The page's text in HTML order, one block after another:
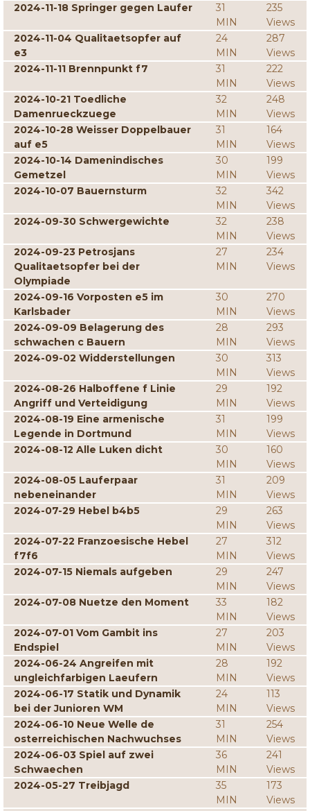
2024-11-18 Springer gegen Laufer
31
MIN
235
Views
2024-11-04 Qualitaetsopfer auf
e3
24
MIN
287
Views
2024-11-11 Brennpunkt f7
31
MIN
222
Views
2024-10-21 Toedliche
Damenrueckzuege
32
MIN
248
Views
2024-10-28 Weisser Doppelbauer
auf e5
31
MIN
164
Views
2024-10-14 Damenindisches
Gemetzel
30
MIN
199
Views
2024-10-07 Bauernsturm
32
MIN
342
Views
2024-09-30 Schwergewichte
32
MIN
238
Views
2024-09-23 Petrosjans
Qualitaetsopfer bei der
Olympiade
27
MIN
234
Views
2024-09-16 Vorposten e5 im
Karlsbader
30
MIN
270
Views
2024-09-09 Belagerung des
schwachen c Bauern
28
MIN
293
Views
2024-09-02 Widderstellungen
30
MIN
313
Views
2024-08-26 Halboffene f Linie
Angriff und Verteidigung
29
MIN
192
Views
2024-08-19 Eine armenische
Legende in Dortmund
31
MIN
199
Views
2024-08-12 Alle Luken dicht
30
MIN
160
Views
2024-08-05 Lauferpaar
nebeneinander
31
MIN
209
Views
2024-07-29 Hebel b4b5
29
MIN
263
Views
2024-07-22 Franzoesische Hebel
f7f6
27
MIN
312
Views
2024-07-15 Niemals aufgeben
29
MIN
247
Views
2024-07-08 Nuetze den Moment
33
MIN
182
Views
2024-07-01 Vom Gambit ins
Endspiel
27
MIN
203
Views
2024-06-24 Angreifen mit
ungleichfarbigen Laeufern
28
MIN
192
Views
2024-06-17 Statik und Dynamik
bei der Junioren WM
24
MIN
113
Views
2024-06-10 Neue Welle de
osterreichischen Nachwuchses
31
MIN
254
Views
2024-06-03 Spiel auf zwei
Schwaechen
36
MIN
241
Views
2024-05-27 Treibjagd
35
MIN
173
Views